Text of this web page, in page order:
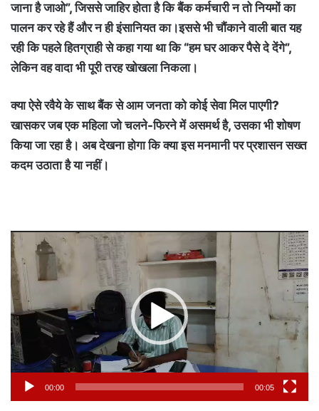
जाना है जाओ”, जिससे जाहिर होता है कि बैंक कर्मचारी न तो नियमों का
पालन कर रहे हैं और न ही इंसानियत का।इससे भी चौंकाने वाली बात यह
रही कि पहले हितग्राही से कहा गया था कि “हम घर आकर पैसे दे देंगे”,
लेकिन वह वादा भी पूरी तरह खोखला निकला।
क्या ऐसे रवैये के साथ बैंक से आम जनता को कोई सेवा मिल पाएगी?
खासकर जब एक महिला जो चलने-फिरने में असमर्थ है, उसका भी शोषण
किया जा रहा है। अब देखना होगा कि क्या इस मनमानी पर प्रशासन सख्त
कदम उठाता है या नहीं।
Video
Player
00:00 00:05